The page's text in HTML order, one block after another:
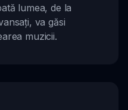
lumea, de la
va găsi
muzicii.